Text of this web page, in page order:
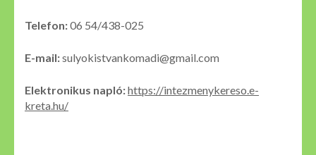
Telefon:06 54/438-025
E-mail:sulyokistvankomadi@gmail.com
Elektronikus napló:https://intezmenykereso.e-
kreta.hu/